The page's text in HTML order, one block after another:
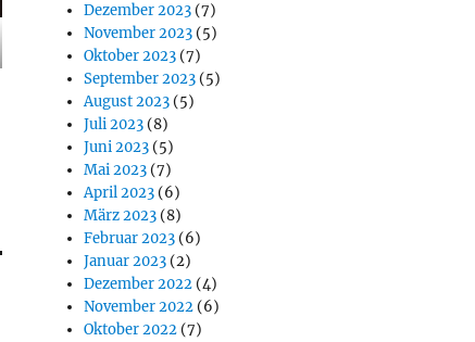
Dezember 2023 (7)
November 2023 (5)
Oktober 2023 (7)
September 2023 (5)
August 2023 (5)
Juli 2023 (8)
Juni 2023 (5)
Mai 2023 (7)
April 2023 (6)
März 2023 (8)
Februar 2023 (6)
Januar 2023 (2)
Dezember 2022 (4)
November 2022 (6)
Oktober 2022 (7)